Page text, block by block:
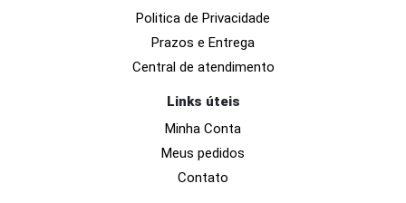
Politica de Privacidade
Prazos e Entrega
Central de atendimento
Links úteis
Minha Conta
Meus pedidos
Contato